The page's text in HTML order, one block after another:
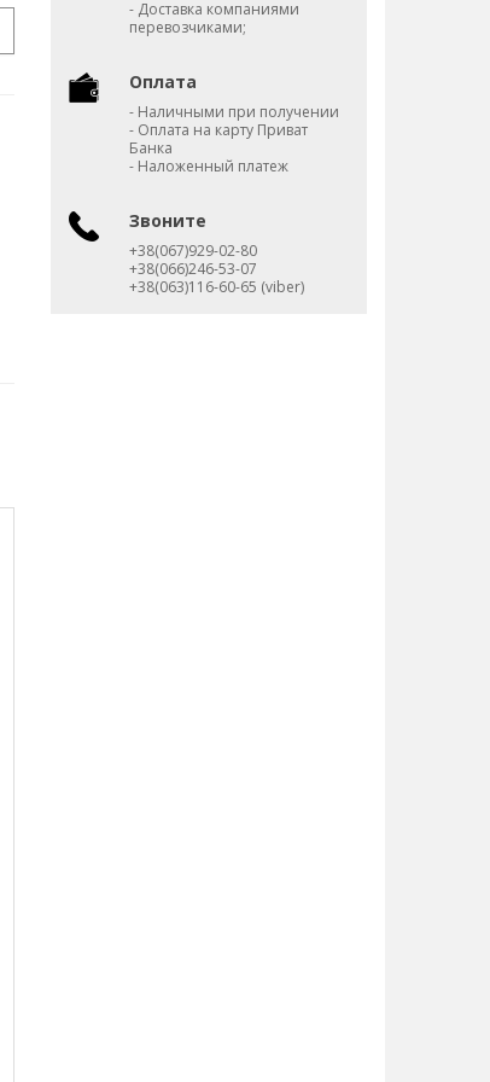
- Доставка компаниями
перевозчиками;
Оплата
- Наличными при получении
- Оплата на карту Приват
Банка
- Наложенный платеж
Звоните
+38(067)929-02-80
+38(066)246-53-07
+38(063)116-60-65 (viber)